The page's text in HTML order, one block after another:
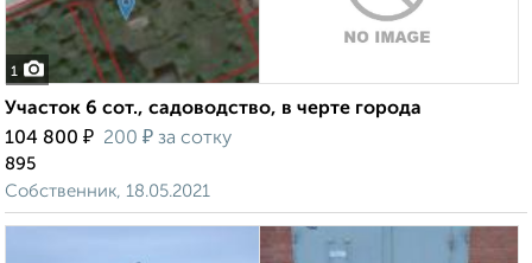
1
Участок 6 сот., садоводство, в черте города
104 800 ₽ 200 ₽ за сотку
895
Собственник, 18.05.2021